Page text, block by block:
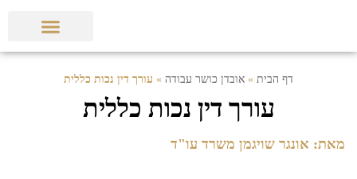
דף הבית » אובדן כושר עבודה » עורך דין נכות כללית
עורך דין נכות כללית
מאת: אונגר שויגמן משרד עו"ד